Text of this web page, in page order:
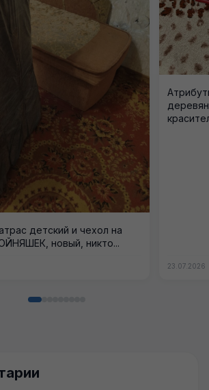
детский и чехол на
новый, никто...
23.07.2026